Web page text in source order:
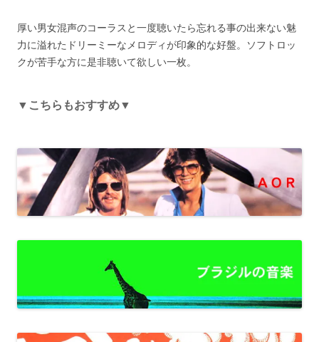
厚い男女混声のコーラスと一度聴いたら忘れる事の出来ない魅
力に溢れたドリーミーなメロディが印象的な好盤。ソフトロッ
クが苦手な方に是非聴いて欲しい一枚。
▼こちらもおすすめ▼